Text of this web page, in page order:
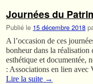
Journées du
Publié le 15 décembre 2018
A l’occasion de ces
bonheur dans la réalisation
esthétique et documentée,
: Associations en lien
Lire la suite →